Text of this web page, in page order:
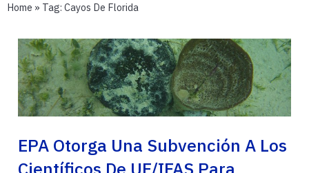
Home » Tag: Cayos De Florida
EPA Otorga Una Subvención A Los